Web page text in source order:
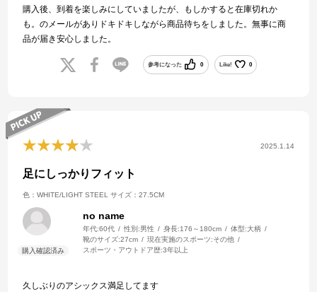
購入後、到着を楽しみにしていましたが、もしかすると在庫切れか
も。のメールがありドキドキしながら商品待ちをしました。無事に商
品が届き安心しました。
参考になった 0 Like! 0
2025.1.14
足にしっかりフィット
色：WHITE/LIGHT STEEL サイズ：27.5CM
no name
年代:60代 性別:男性 身長:176～180cm 体型:大柄
靴のサイズ:27cm 現在実施のスポーツ:その他
スポーツ・アウトドア歴:3年以上
久しぶりのアシックス満足してます